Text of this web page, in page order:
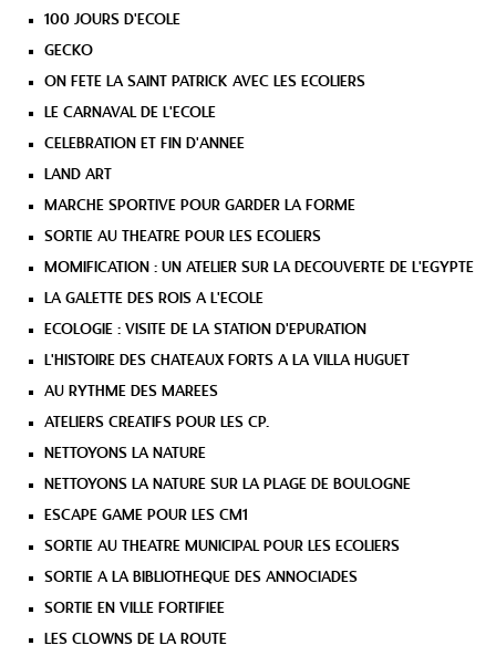
100 JOURS D'ECOLE
GECKO
ON FETE LA SAINT PATRICK AVEC LES ECOLIERS
LE CARNAVAL DE L'ECOLE
CELEBRATION ET FIN D'ANNEE
LAND ART
MARCHE SPORTIVE POUR GARDER LA FORME
SORTIE AU THEATRE POUR LES ECOLIERS
MOMIFICATION : UN ATELIER SUR LA DECOUVERTE DE L'EGYPTE
LA GALETTE DES ROIS A L'ECOLE
ECOLOGIE : VISITE DE LA STATION D'EPURATION
L'HISTOIRE DES CHATEAUX FORTS A LA VILLA HUGUET
AU RYTHME DES MAREES
ATELIERS CREATIFS POUR LES CP.
NETTOYONS LA NATURE
NETTOYONS LA NATURE SUR LA PLAGE DE BOULOGNE
ESCAPE GAME POUR LES CM1
SORTIE AU THEATRE MUNICIPAL POUR LES ECOLIERS
SORTIE A LA BIBLIOTHEQUE DES ANNOCIADES
SORTIE EN VILLE FORTIFIEE
LES CLOWNS DE LA ROUTE